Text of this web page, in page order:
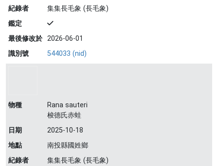
紀錄者
集集長毛象 (長毛象)
鑑定
最後修改於 2026-06-01
識別號
544033 (nid)
物種
Rana sauteri
梭德氏赤蛙
日期
2025-10-18
地點
南投縣國姓鄉
紀錄者
集集長毛象 (長毛象)